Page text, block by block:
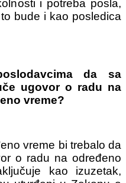
i potreba posla,
bude i kao posledica
da sa
ugovor o radu na
vreme?
vreme bi trebalo da
o radu na određeno
kao izuzetak,